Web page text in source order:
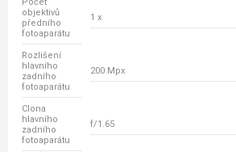
objektivů
předního
fotoaparátu
1 x
Rozlišení
hlavního
zadního
fotoaparátu
200 Mpx
Clona
hlavního
zadního
fotoaparátu
f/1.65